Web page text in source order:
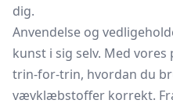
dig.
Anvendelse og
kunst i sig selv. Med
trin-for-trin, hvordan du
vævklæbstoffer korrekt.